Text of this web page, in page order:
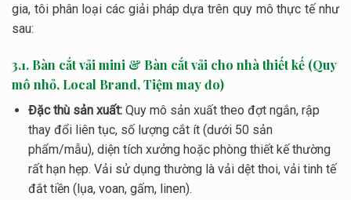
gia, tôi phân loại các giải pháp dựa trên quy mô thực tế như
sau:
3.1. Bàn cắt vải mini & Bàn cắt vải cho nhà thiết kế (Quy
mô nhỏ, Local Brand, Tiệm may đo)
Đặc thù sản xuất:Quy mô sản xuất theo đợt ngắn, rập
thay đổi liên tục, số lượng cắt ít (dưới 50 sản
phẩm/mẫu), diện tích xưởng hoặc phòng thiết kế thường
rất hạn hẹp. Vải sử dụng thường là vải dệt thoi, vải tinh tế
đắt tiền (lụa, voan, gấm, linen).